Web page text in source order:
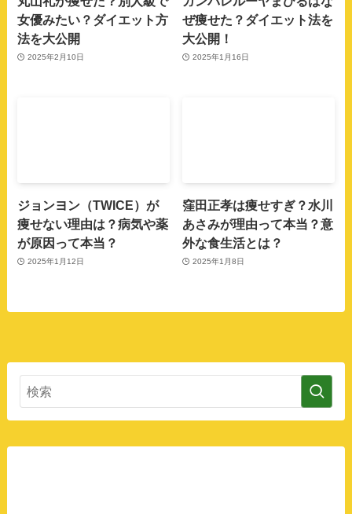
女優みたい？ダイエット方
法を大公開
2025年2月10日
ぜ痩せた？ダイエット法を
大公開！
2025年1月16日
ジョンヨン（TWICE）が
痩せない理由は？病気や薬
が原因って本当？
2025年1月12日
窪田正孝は痩せすぎ？水川
あさみが理由って本当？意
外な食生活とは？
2025年1月8日